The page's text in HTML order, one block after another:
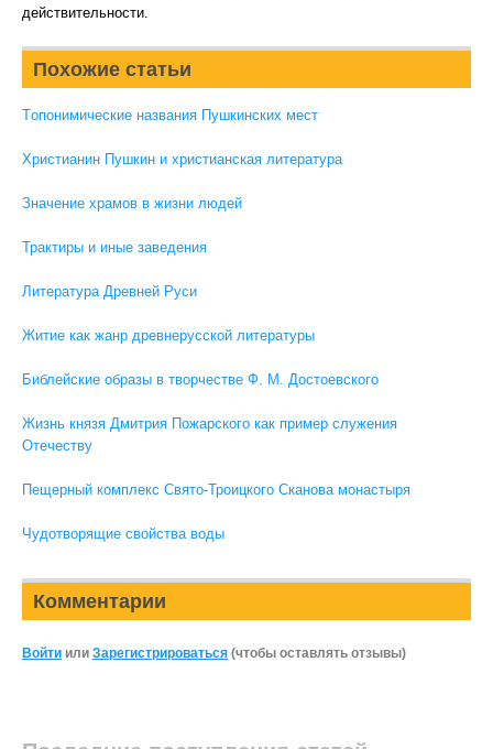
действительности.
Похожие статьи
Tопонимические названия Пушкинских мест
Христианин Пушкин и христианская литература
Значение храмов в жизни людей
Трактиры и иные заведения
Литература Древней Руси
Житие как жанр древнерусской литературы
Библейские образы в творчестве Ф. М. Достоевского
Жизнь князя Дмитрия Пожарского как пример служения
Отечеству
Пещерный комплекс Свято-Троицкого Сканова монастыря
Чудотворящие свойства воды
Комментарии
Войти или Зарегистрироваться (чтобы оставлять отзывы)